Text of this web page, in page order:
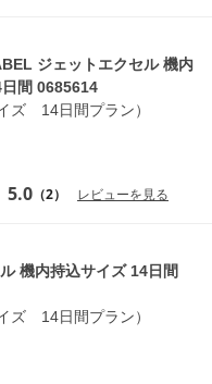
ジェットエクセル 機内
間 0685614
ズ 14日間プラン）
5.0 （2） レビューを見る
機内持込サイズ 14日間
ズ 14日間プラン）